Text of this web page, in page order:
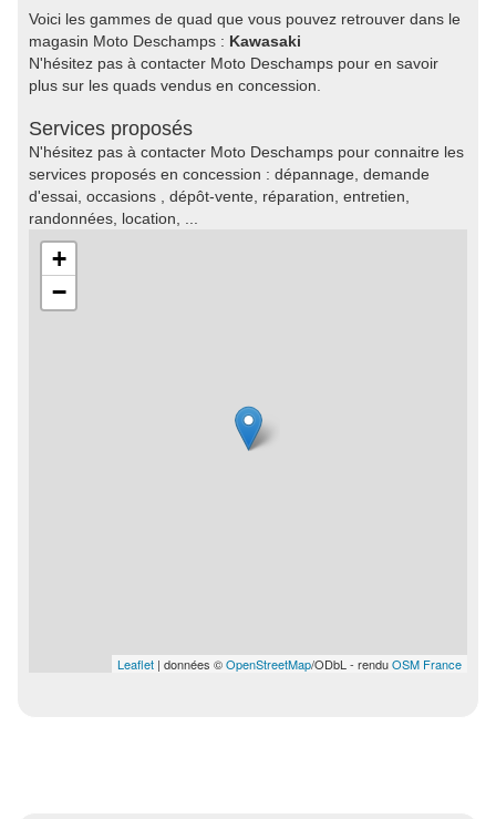
Voici les gammes de quad que vous pouvez retrouver dans le
magasin Moto Deschamps : Kawasaki
N'hésitez pas à contacter Moto Deschamps pour en savoir
plus sur les quads vendus en concession.
Services proposés
N'hésitez pas à contacter Moto Deschamps pour connaitre les
services proposés en concession : dépannage, demande
d'essai, occasions , dépôt-vente, réparation, entretien,
randonnées, location, ...
+
−
Leaflet | données ©OpenStreetMap/ODbL - renduOSM France